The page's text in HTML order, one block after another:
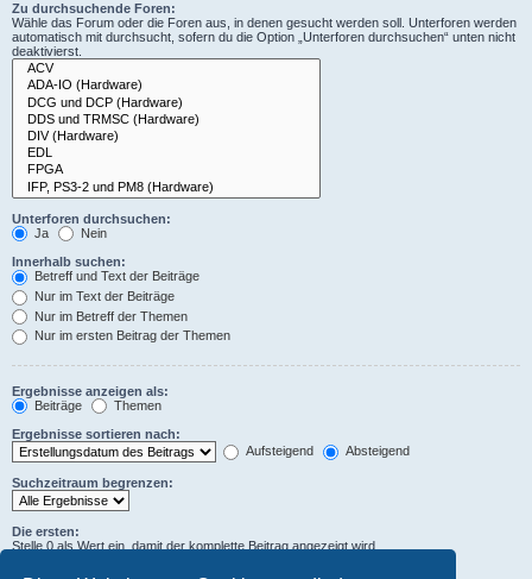
Zu durchsuchende Foren:
Wähle das Forum oder die Foren aus, in denen gesucht werden soll. Unterforen werden
automatisch mit durchsucht, sofern du die Option „Unterforen durchsuchen“ unten nicht
deaktivierst.
Unterforen durchsuchen:
Ja
Nein
Innerhalb suchen:
Betreff und Text der Beiträge
Nur im Text der Beiträge
Nur im Betreff der Themen
Nur im ersten Beitrag der Themen
Ergebnisse anzeigen als:
Beiträge
Themen
Ergebnisse sortieren nach:
Aufsteigend
Absteigend
Suchzeitraum begrenzen:
Die ersten:
Stelle 0 als Wert ein, damit der komplette Beitrag angezeigt wird.